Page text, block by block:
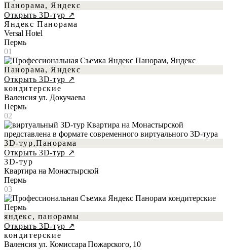
Панорама, Яндекс
Открыть 3D-тур ↗
Яндекс Панорама
Versal Hotel
Пермь
01
Панорама, Яндекс
Открыть 3D-тур ↗
кондитерские
Валенсия ул. Докучаева
Пермь
02
3D-тур,Панорама
Открыть 3D-тур ↗
3D-тур
Квартира на Монастырской
Пермь
03
яндекс, панорамы
Открыть 3D-тур ↗
кондитерские
Валенсия ул. Комиссара Пожарского, 10